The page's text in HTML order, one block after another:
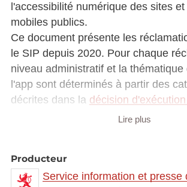
l'accessibilité numérique des sites
mobiles publics.
Ce document présente les
le SIP depuis 2020. Pour chaque
niveau administratif et la thématique
l'app sont déterminés à partir des
décrites dans la décision
la commission européenne.
Ce document présente une colonne
Lire plus
Producteur
Service information et presse